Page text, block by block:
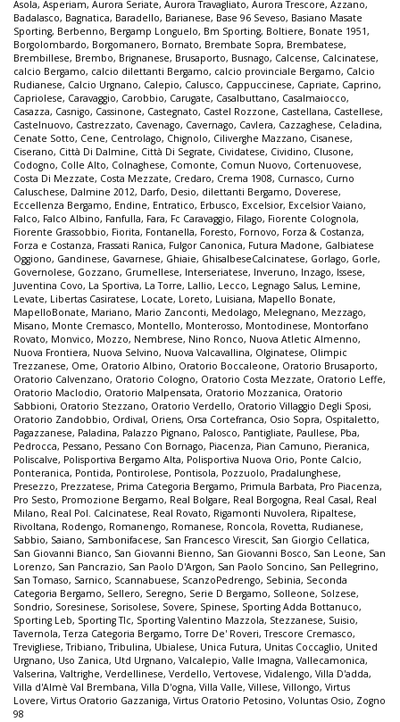
Asola, Asperiam, Aurora Seriate, Aurora Travagliato, Aurora Trescore, Azzano,
Badalasco, Bagnatica, Baradello, Barianese, Base 96 Seveso, Basiano Masate
Sporting, Berbenno, Bergamp Longuelo, Bm Sporting, Boltiere, Bonate 1951,
Borgolombardo, Borgomanero, Bornato, Brembate Sopra, Brembatese,
Brembillese, Brembo, Brignanese, Brusaporto, Busnago, Calcense, Calcinatese,
calcio Bergamo, calcio dilettanti Bergamo, calcio provinciale Bergamo, Calcio
Rudianese, Calcio Urgnano, Calepio, Calusco, Cappuccinese, Capriate, Caprino,
Capriolese, Caravaggio, Carobbio, Carugate, Casalbuttano, Casalmaiocco,
Casazza, Casnigo, Cassinone, Castegnato, Castel Rozzone, Castellana, Castellese,
Castelnuovo, Castrezzato, Cavenago, Cavernago, Cavlera, Cazzaghese, Celadina,
Cenate Sotto, Cene, Centrolago, Chignolo, Ciliverghe Mazzano, Cisanese,
Ciserano, Città Di Dalmine, Città Di Segrate, Cividatese, Cividino, Clusone,
Codogno, Colle Alto, Colnaghese, Comonte, Comun Nuovo, Cortenuovese,
Costa Di Mezzate, Costa Mezzate, Credaro, Crema 1908, Curnasco, Curno
Caluschese, Dalmine 2012, Darfo, Desio, dilettanti Bergamo, Doverese,
Eccellenza Bergamo, Endine, Entratico, Erbusco, Excelsior, Excelsior Vaiano,
Falco, Falco Albino, Fanfulla, Fara, Fc Caravaggio, Filago, Fiorente Colognola,
Fiorente Grassobbio, Fiorita, Fontanella, Foresto, Fornovo, Forza & Costanza,
Forza e Costanza, Frassati Ranica, Fulgor Canonica, Futura Madone, Galbiatese
Oggiono, Gandinese, Gavarnese, Ghiaie, GhisalbeseCalcinatese, Gorlago, Gorle,
Governolese, Gozzano, Grumellese, Interseriatese, Inveruno, Inzago, Issese,
Juventina Covo, La Sportiva, La Torre, Lallio, Lecco, Legnago Salus, Lemine,
Levate, Libertas Casiratese, Locate, Loreto, Luisiana, Mapello Bonate,
MapelloBonate, Mariano, Mario Zanconti, Medolago, Melegnano, Mezzago,
Misano, Monte Cremasco, Montello, Monterosso, Montodinese, Montorfano
Rovato, Monvico, Mozzo, Nembrese, Nino Ronco, Nuova Atletic Almenno,
Nuova Frontiera, Nuova Selvino, Nuova Valcavallina, Olginatese, Olimpic
Trezzanese, Ome, Oratorio Albino, Oratorio Boccaleone, Oratorio Brusaporto,
Oratorio Calvenzano, Oratorio Cologno, Oratorio Costa Mezzate, Oratorio Leffe,
Oratorio Maclodio, Oratorio Malpensata, Oratorio Mozzanica, Oratorio
Sabbioni, Oratorio Stezzano, Oratorio Verdello, Oratorio Villaggio Degli Sposi,
Oratorio Zandobbio, Ordival, Oriens, Orsa Cortefranca, Osio Sopra, Ospitaletto,
Pagazzanese, Paladina, Palazzo Pignano, Palosco, Pantigliate, Paullese, Pba,
Pedrocca, Pessano, Pessano Con Bornago, Piacenza, Pian Camuno, Pieranica,
Poliscalve, Polisportiva Bergamo Alta, Polisportiva Nuova Orio, Ponte Calcio,
Ponteranica, Pontida, Pontirolese, Pontisola, Pozzuolo, Pradalunghese,
Presezzo, Prezzatese, Prima Categoria Bergamo, Primula Barbata, Pro Piacenza,
Pro Sesto, Promozione Bergamo, Real Bolgare, Real Borgogna, Real Casal, Real
Milano, Real Pol. Calcinatese, Real Rovato, Rigamonti Nuvolera, Ripaltese,
Rivoltana, Rodengo, Romanengo, Romanese, Roncola, Rovetta, Rudianese,
Sabbio, Saiano, Sambonifacese, San Francesco Virescit, San Giorgio Cellatica,
San Giovanni Bianco, San Giovanni Bienno, San Giovanni Bosco, San Leone, San
Lorenzo, San Pancrazio, San Paolo D'Argon, San Paolo Soncino, San Pellegrino,
San Tomaso, Sarnico, Scannabuese, ScanzoPedrengo, Sebinia, Seconda
Categoria Bergamo, Sellero, Seregno, Serie D Bergamo, Solleone, Solzese,
Sondrio, Soresinese, Sorisolese, Sovere, Spinese, Sporting Adda Bottanuco,
Sporting Leb, Sporting Tlc, Sporting Valentino Mazzola, Stezzanese, Suisio,
Tavernola,Terza Categoria Bergamo,Torre De' Roveri,Trescore Cremasco,
Trevigliese,Tribiano,Tribulina, Ubialese, Unica Futura, Unitas Coccaglio, United
Urgnano, Uso Zanica, Utd Urgnano, Valcalepio, Valle Imagna, Vallecamonica,
Valserina, Valtrighe, Verdellinese, Verdello, Vertovese, Vidalengo, Villa D'adda,
Villa d'Almè Val Brembana, Villa D'ogna, Villa Valle, Villese, Villongo, Virtus
Lovere, Virtus Oratorio Gazzaniga, Virtus Oratorio Petosino, Voluntas Osio, Zogno
98